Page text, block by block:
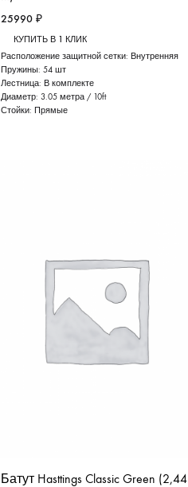
25990₽
КУПИТЬ В 1 КЛИК
Расположение защитной сетки: Внутренняя
Пружины:54 шт
Лестница: В комплекте
Диаметр:3.05 метра / 10ft
Стойки:Прямые
Батут Hasttings Classic Green (2,44